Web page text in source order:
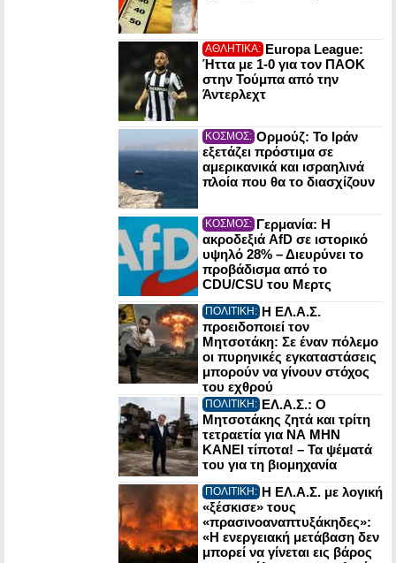
ΑΘΛΗΤΙΚΑ: Europa League:
Ήττα με 1-0 για τον ΠΑΟΚ
στην Τούμπα από την
Άντερλεχτ
ΚΟΣΜΟΣ: Ορμούζ: Το Ιράν
εξετάζει πρόστιμα σε
αμερικανικά και ισραηλινά
πλοία που θα το διασχίζουν
ΚΟΣΜΟΣ: Γερμανία: Η
ακροδεξιά AfD σε ιστορικό
υψηλό 28% – Διευρύνει το
προβάδισμα από το
CDU/CSU του Μερτς
ΠΟΛΙΤΙΚΗ: Η ΕΛ.Α.Σ.
προειδοποιεί τον
Μητσοτάκη: Σε έναν πόλεμο
οι πυρηνικές εγκαταστάσεις
μπορούν να γίνουν στόχος
του εχθρού
ΠΟΛΙΤΙΚΗ: ΕΛ.Α.Σ.: Ο
Μητσοτάκης ζητά και τρίτη
τετραετία για ΝΑ ΜΗΝ
ΚΑΝΕΙ τίποτα! – Τα ψέματά
του για τη βιομηχανία
ΠΟΛΙΤΙΚΗ: Η ΕΛ.Α.Σ. με λογική
«ξέσκισε» τους
«πρασινοαναπτυξάκηδες»:
«Η ενεργειακή μετάβαση δεν
μπορεί να γίνεται εις βάρος